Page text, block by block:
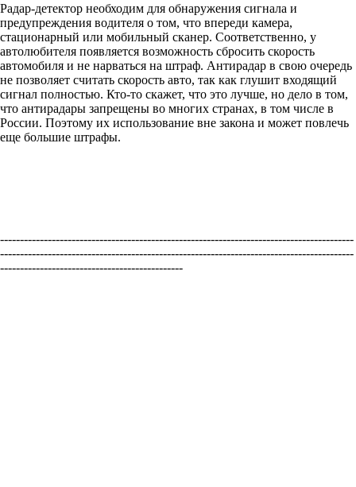
Радар-детектор необходим для обнаружения сигнала и
предупреждения водителя о том, что впереди камера,
стационарный или мобильный сканер. Соответственно, у
автолюбителя появляется возможность сбросить скорость
автомобиля и не нарваться на штраф. Антирадар в свою очередь
не позволяет считать скорость авто, так как глушит входящий
сигнал полностью. Кто-то скажет, что это лучше, но дело в том,
что антирадары запрещены во многих странах, в том числе в
России. Поэтому их использование вне закона и может повлечь
еще большие штрафы.
-----------------------------------------------------------------------------------------
-----------------------------------------------------------------------------------------
----------------------------------------------